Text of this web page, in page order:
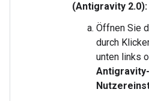
(Antigravity 2.0):
Öffnen Sie
durch
unten links
Antigravity-